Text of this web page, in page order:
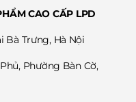
CAO CẤP LPD
Bà Trưng, Hà Nội
Phường Bàn Cờ,